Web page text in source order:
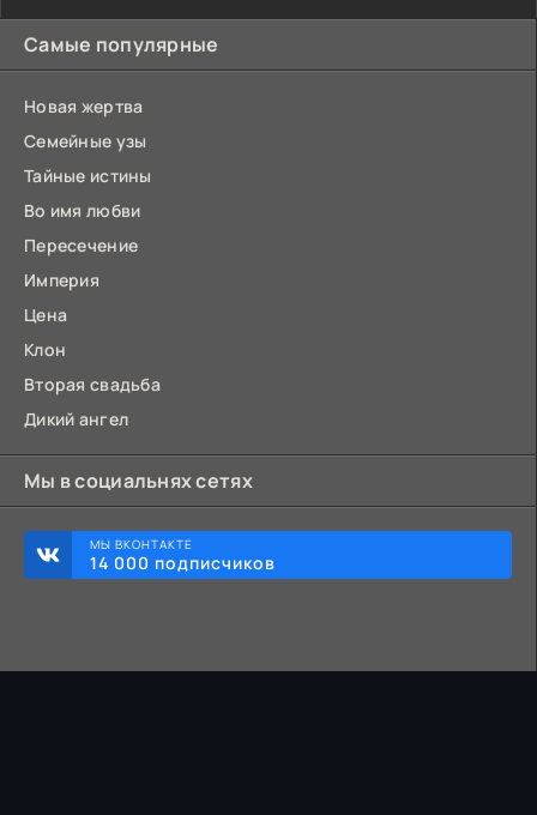
Самые популярные
Новая жертва
Семейные узы
Тайные истины
Во имя любви
Пересечение
Империя
Цена
Клон
Вторая свадьба
Дикий ангел
Мы в социальнях сетях
МЫ ВКОНТАКТЕ
14 000 подписчиков